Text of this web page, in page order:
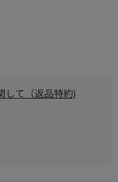
して（返品特約)